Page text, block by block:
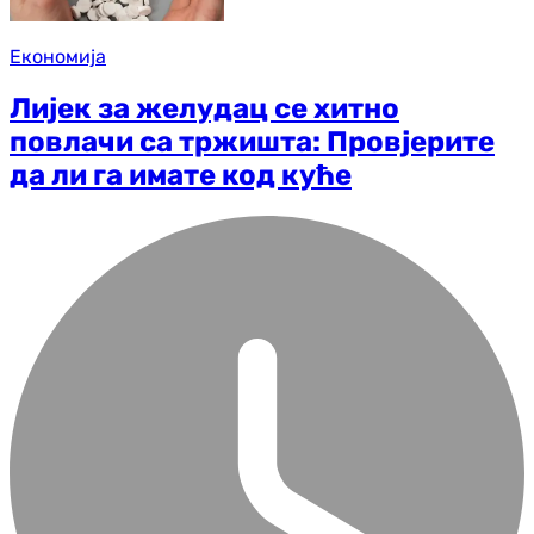
Економија
Лијек за желудац се хитно
повлачи са тржишта: Провјерите
да ли га имате код куће